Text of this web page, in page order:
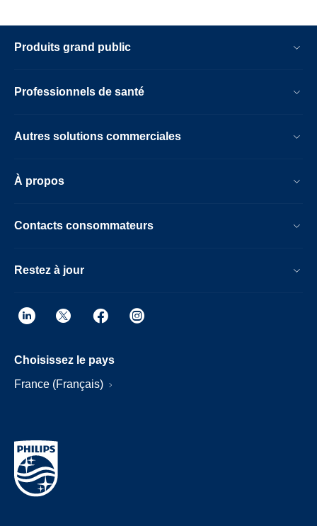
Produits grand public
Professionnels de santé
Autres solutions commerciales
À propos
Contacts consommateurs
Restez à jour
Choisissez le pays
France (Français)